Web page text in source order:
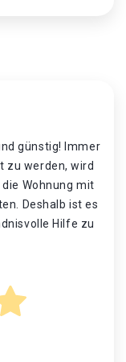
günstig! Immer
zu werden, wird
Wohnung mit
Deshalb ist es
Hilfe zu